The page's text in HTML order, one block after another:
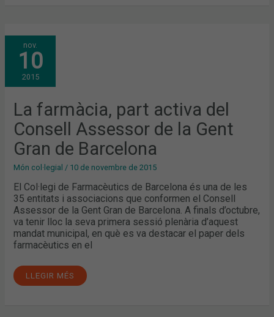
nov.
10
2015
La farmàcia, part activa del
Consell Assessor de la Gent
Gran de Barcelona
Món col·legial / 10 de novembre de 2015
El Col·legi de Farmacèutics de Barcelona és una de les
35 entitats i associacions que conformen el Consell
Assessor de la Gent Gran de Barcelona. A finals d’octubre,
va tenir lloc la seva primera sessió plenària d’aquest
mandat municipal, en què es va destacar el paper dels
farmacèutics en el
LA
FARMÀCIA,
PART
ACTIVA
DEL
CONSELL
ASSESSOR
GENT
GRAN
DE
BARCELONA
LLEGIR MÉS